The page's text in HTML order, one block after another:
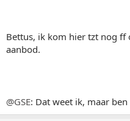
Bettus, ik kom hier tzt nog
aanbod.
@GSE: Dat weet ik, maar